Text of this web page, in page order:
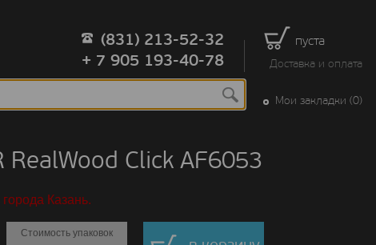
пуста
Доставка и оплата
(831) 213-52-32
+ 7 905 193-40-78
Мои закладки (0)
Click AF6053
Казань.
Стоимость упаковок